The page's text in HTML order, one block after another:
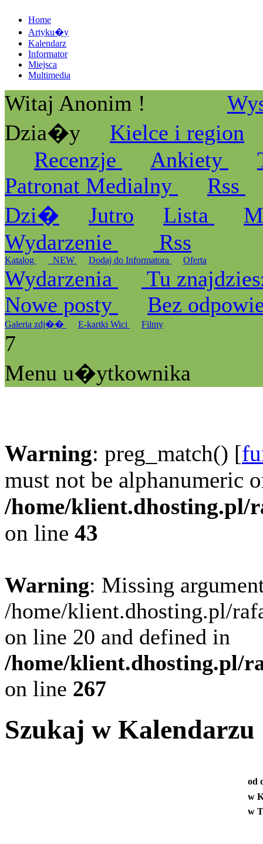
Home
Artyku�y
Kalendarz
Informator
Miejsca
Multimedia
Witaj Anonim !
Dzia�y
Kielce i region
Recenzje
Ankiety
Patronat Medialny
Rss
Dzi�
Jutro Lista
Wydarzenie
Rss
Katalog _NEW Dodaj do Informatora Oferta
Wydarzenia
Tu
Nowe posty
Bez
Galeria zdj�� E-kartki Wici Filmy
7
Menu u�ytkownika
Warning: preg_match() [
must not be alphanumeric
/home/klient.dhosting.pl/
on line 43
Warning: Missing
/home/klient.dhosting.pl/
on line 20 and defined in
/home/klient.dhosting.pl/
on line 267
Szukaj w Kalendarzu
od
w
w